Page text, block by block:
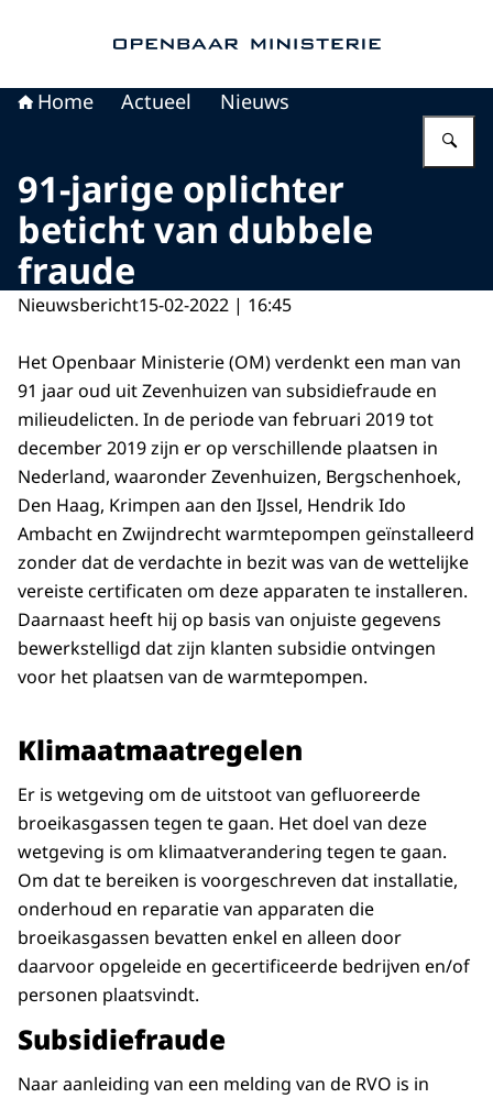
Home Actueel Nieuws
91-jarige oplichter
beticht van dubbele
fraude
Nieuwsbericht15-02-2022 | 16:45
Het Openbaar Ministerie (OM) verdenkt een man van
91 jaar oud uit Zevenhuizen van subsidiefraude en
milieudelicten. In de periode van februari 2019 tot
december 2019 zijn er op verschillende plaatsen in
Nederland, waaronder Zevenhuizen, Bergschenhoek,
Den Haag, Krimpen aan den IJssel, Hendrik Ido
Ambacht en Zwijndrecht warmtepompen geïnstalleerd
zonder dat de verdachte in bezit was van de wettelijke
vereiste certificaten om deze apparaten te installeren.
Daarnaast heeft hij op basis van onjuiste gegevens
bewerkstelligd dat zijn klanten subsidie ontvingen
voor het plaatsen van de warmtepompen.
Klimaatmaatregelen
Er is wetgeving om de uitstoot van gefluoreerde
broeikasgassen tegen te gaan. Het doel van deze
wetgeving is om klimaatverandering tegen te gaan.
Om dat te bereiken is voorgeschreven dat installatie,
onderhoud en reparatie van apparaten die
broeikasgassen bevatten enkel en alleen door
daarvoor opgeleide en gecertificeerde bedrijven en/of
personen plaatsvindt.
Subsidiefraude
Naar aanleiding van een melding van de RVO is in